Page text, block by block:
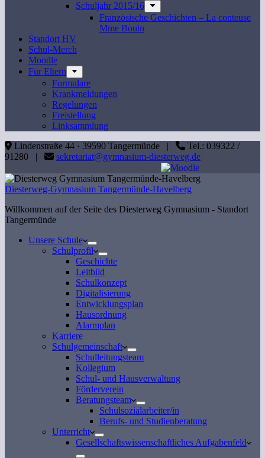
Schuljahr 2015/16
Französische Geschichten – La conteuse
Mme Bouin
Standort HV
Schul-Merch
Moodle
Für Eltern
Formulare
Krankmeldungen
Regelungen
Freistellung
Linksammlung
Lindenstraße 44 · 39590 Tangermünde |
Tel.: 039322 /
91280 |
sekretariat@gymnasium-diesterweg.de
Diesterweg-Gymnasium Tangermünde-Havelberg
Willkommen auf der Seite des Diesterweg Gymnasium - Standort
Tangermünde
Unsere Schule
Schulprofil
Geschichte
Leitbild
Schulkonzept
Digitalisierung
Entwicklungsplan
Hausordnung
Alarmplan
Karriere
Schulgemeinschaft
Schulleitungsteam
Kollegium
Schul- und Hausverwaltung
Förderverein
Beratungsteam
Schulsozialarbeiter/in
Berufs- und Studienberatung
Unterricht
Gesellschaftswissenschaftliches Aufgabenfeld